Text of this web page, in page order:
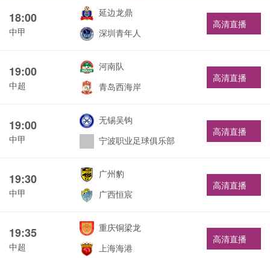
18:00
中甲
延边龙鼎
深圳青年人
高清直播
19:00
中超
河南队
青岛西海岸
高清直播
19:00
中甲
无锡吴钩
宁波职业足球俱乐部
高清直播
19:30
中甲
广州豹
广西恒宸
高清直播
19:35
中超
重庆铜梁龙
上海海港
高清直播